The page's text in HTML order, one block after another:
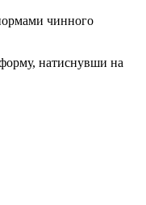
чинного
натиснувши на